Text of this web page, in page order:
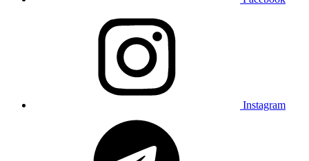
Instagram